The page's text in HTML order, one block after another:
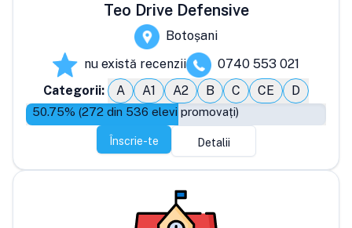
Teo Drive Defensive
Botoșani
nu există recenzii
0740 553 021
Categorii:
A A1 A2 B C CE D
50.75% (272 din 536 elevi promovați)
Înscrie-te Detalii